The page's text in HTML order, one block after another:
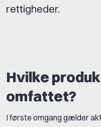
rettigheder.
Hvilke
omfattet?
I første omgang gælder